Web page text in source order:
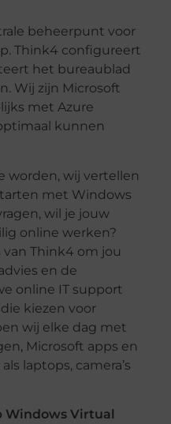
beheerpunt voor
Think4 configureert
het bureaublad
Wij zijn Microsoft
met Azure
kunnen
worden, wij vertellen
met Windows
wil je jouw
online werken?
van Think4 om jou
en de
online IT support
kiezen voor
wij elke dag met
Microsoft apps en
laptops, camera’s
Windows Virtual